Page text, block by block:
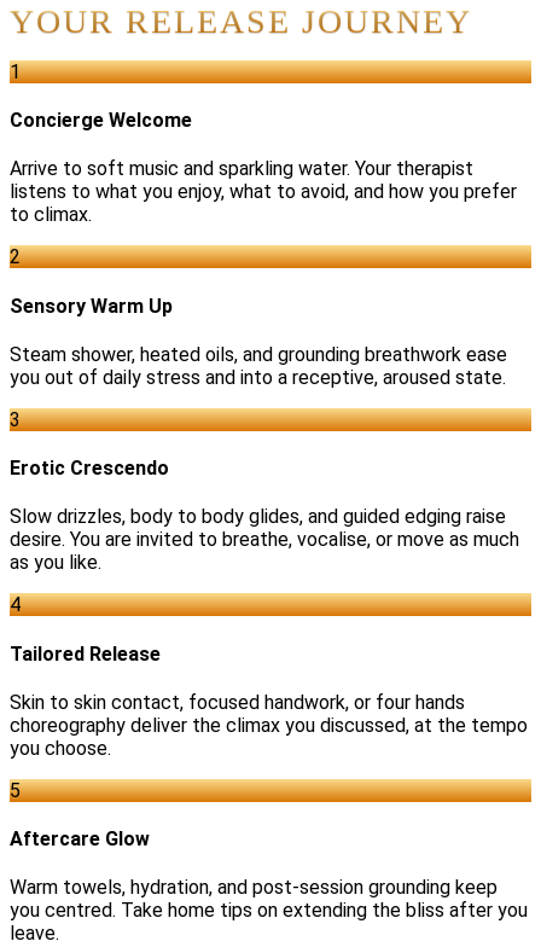
YOUR RELEASE JOURNEY
1
Concierge Welcome
Arrive to soft music and sparkling water. Your therapist
listens to what you enjoy, what to avoid, and how you prefer
to climax.
2
Sensory Warm Up
Steam shower, heated oils, and grounding breathwork ease
you out of daily stress and into a receptive, aroused state.
3
Erotic Crescendo
Slow drizzles, body to body glides, and guided edging raise
desire. You are invited to breathe, vocalise, or move as much
as you like.
4
Tailored Release
Skin to skin contact, focused handwork, or four hands
choreography deliver the climax you discussed, at the tempo
you choose.
5
Aftercare Glow
Warm towels, hydration, and post-session grounding keep
you centred. Take home tips on extending the bliss after you
leave.